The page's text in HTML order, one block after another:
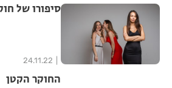
סיפורו של
24.11.22
החוקר הקטן